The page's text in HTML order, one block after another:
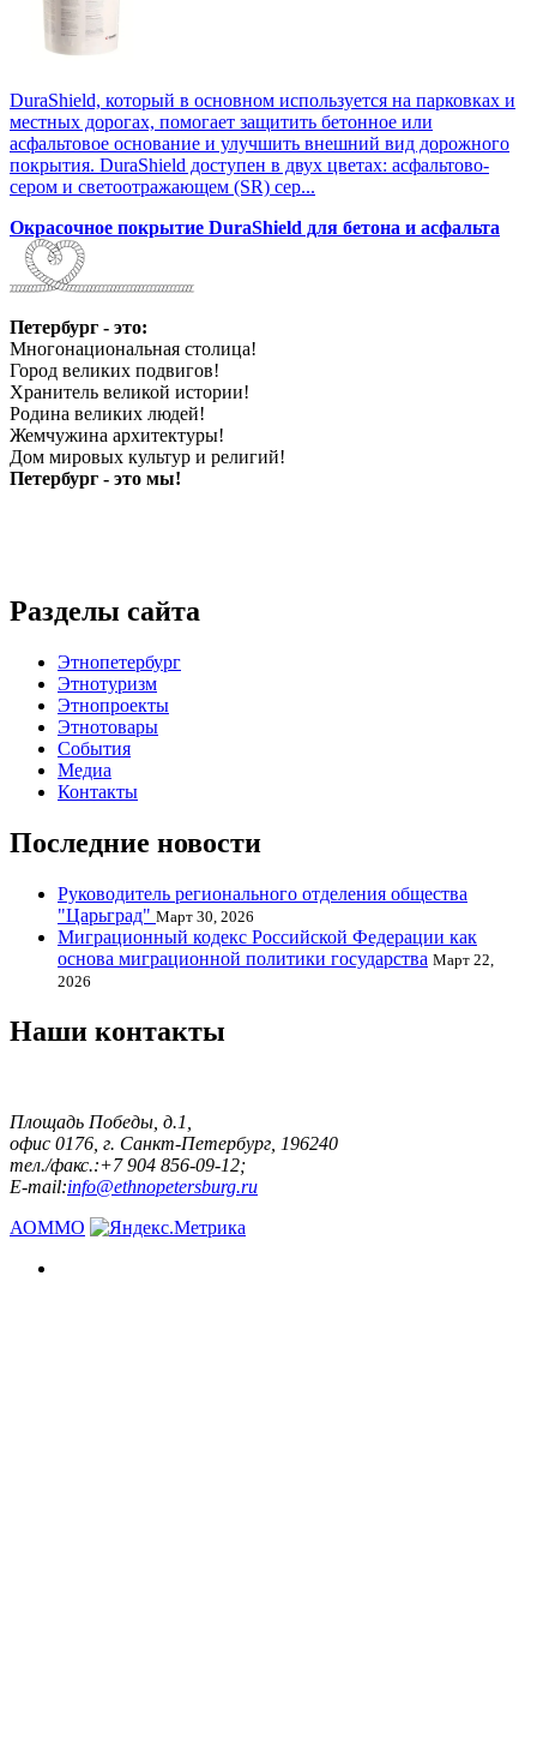
DuraShield, который в основном используется на парковках и
местных дорогах, помогает защитить бетонное или
асфальтовое основание и улучшить внешний вид дорожного
покрытия. DuraShield доступен в двух цветах: асфальтово-
сером и светоотражающем (SR) сер...
Окрасочное покрытие DuraShield для бетона и асфальта
Петербург - это:
Многонациональная столица!
Город великих подвигов!
Хранитель великой истории!
Родина великих людей!
Жемчужина архитектуры!
Дом мировых культур и религий!
Петербург - это мы!
Разделы сайта
Этнопетербург
Этнотуризм
Этнопроекты
Этнотовары
События
Медиа
Контакты
Последние новости
Руководитель регионального отделения общества
"Царьград" Март 30, 2026
Миграционный кодекс Российской Федерации как
основа миграционной политики государства Март 22,
2026
Наши контакты
Площадь Победы, д.1,
офис 0176, г. Санкт-Петербург, 196240
тел./факс.:+7 904 856-09-12;
E-mail:info@ethnopetersburg.ru
АОММО